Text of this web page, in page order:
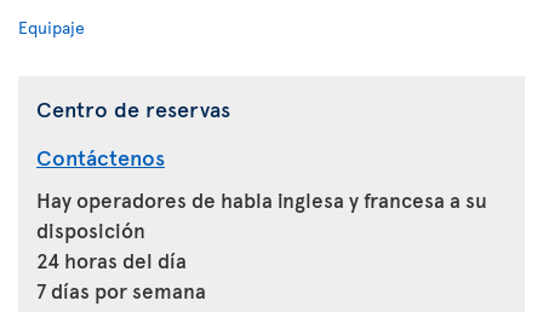
Equipaje
Centro de reservas
Contáctenos
Hay operadores de habla inglesa y francesa a su
disposición
24 horas del día
7 días por semana